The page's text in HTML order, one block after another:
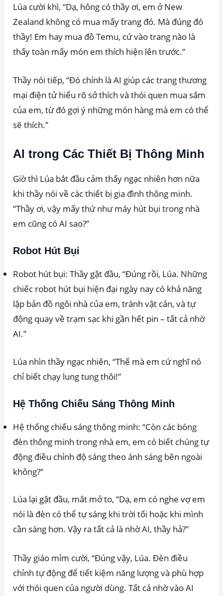
Lúa cười khì, “Dạ, hông có thầy ơi, em ở New
Zealand không có mua mấy trang đó. Mà đúng đó
thầy! Em hay mua đồ Temu, cứ vào trang nào là
thấy toàn mấy món em thích hiện lên trước.”
Thầy nói tiếp, “Đó chính là AI giúp các trang thương
mại điện tử hiểu rõ sở thích và thói quen mua sắm
của em, từ đó gợi ý những món hàng mà em có thể
sẽ thích.”
AI trong Các Thiết Bị Thông Minh
Giờ thì Lúa bắt đầu cảm thấy ngạc nhiên hơn nữa
khi thầy nói về các thiết bị gia đình thông minh.
“Thầy ơi, vậy mấy thứ như máy hút bụi trong nhà
em cũng có AI sao?”
Robot Hút Bụi
Robot hút bụi: Thầy gật đầu, “Đúng rồi, Lúa. Những
chiếc robot hút bụi hiện đại ngày nay có khả năng
lập bản đồ ngôi nhà của em, tránh vật cản, và tự
động quay về trạm sạc khi gần hết pin – tất cả nhờ
AI.”
Lúa nhìn thầy ngạc nhiên, “Thế mà em cứ nghĩ nó
chỉ biết chạy lung tung thôi!”
Hệ Thống Chiếu Sáng Thông Minh
Hệ thống chiếu sáng thông minh: “Còn các bóng
đèn thông minh trong nhà em, em có biết chúng tự
động điều chỉnh độ sáng theo ánh sáng bên ngoài
không?”
Lúa lại gật đầu, mắt mở to, “Dạ, em có nghe vợ em
nói là đèn có thể tự sáng khi trời tối hoặc khi mình
cần sáng hơn. Vậy ra tất cả là nhờ AI, thầy hả?”
Thầy giáo mỉm cười, “Đúng vậy, Lúa. Đèn điều
chỉnh tự động để tiết kiệm năng lượng và phù hợp
với thói quen của người dùng. Tất cả nhờ vào AI